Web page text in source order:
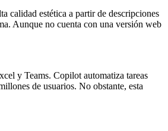
calidad estética a partir de descripciones
Aunque no cuenta con una versión web
y Teams. Copilot automatiza tareas
de usuarios. No obstante, esta